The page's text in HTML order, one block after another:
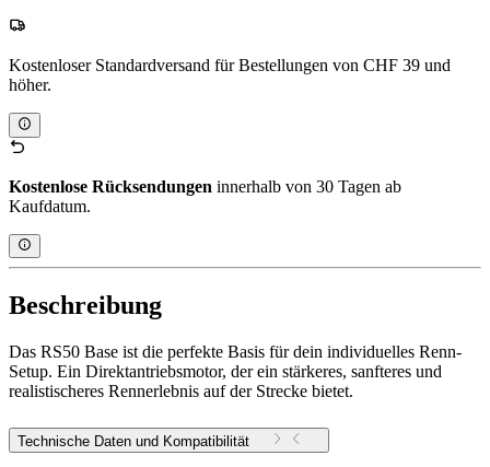
Kostenloser Standardversand für Bestellungen von CHF 39 und
höher.
Kostenlose Rücksendungen innerhalb von 30 Tagen ab
Kaufdatum.
Beschreibung
Das RS50 Base ist die perfekte Basis für dein individuelles Renn-
Setup. Ein Direktantriebsmotor, der ein stärkeres, sanfteres und
realistischeres Rennerlebnis auf der Strecke bietet.
Technische Daten und Kompatibilität